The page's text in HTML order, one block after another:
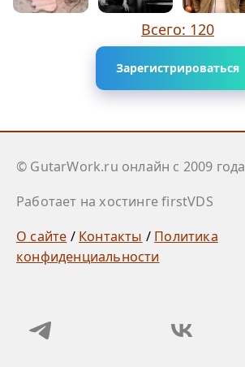
Всего: 120
Зарегистрироваться
© GutarWork.ru онлайн c 2009 года
Работает на хостинге firstVDS
О сайте / Контакты / Политика
конфиденциальности